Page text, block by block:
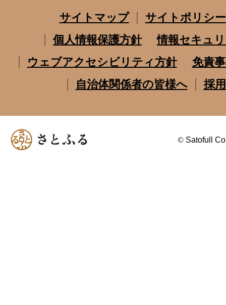
サイトマップ
サイトポリシー
個人情報保護方針
情報セキュ
ウェブアクセシビリティ方針
免責
自治体関係者の皆様へ
採
© Satofull